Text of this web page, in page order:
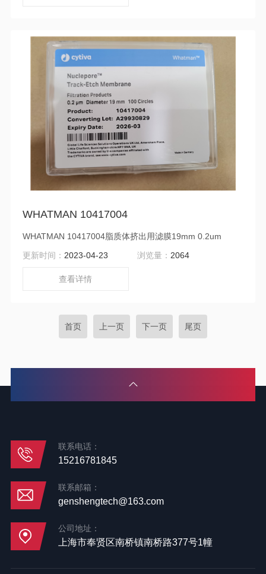
WHATMAN 10417004
WHATMAN 10417004脂质体挤出用滤膜19mm 0.2um
更新时间： 2023-04-23 浏览量： 2064
查看详情
首页 上一页 下一页 尾页
联系电话：
15216781845
联系邮箱：
genshengtech@163.com
公司地址：
上海市奉贤区南桥镇南桥路377号1幢